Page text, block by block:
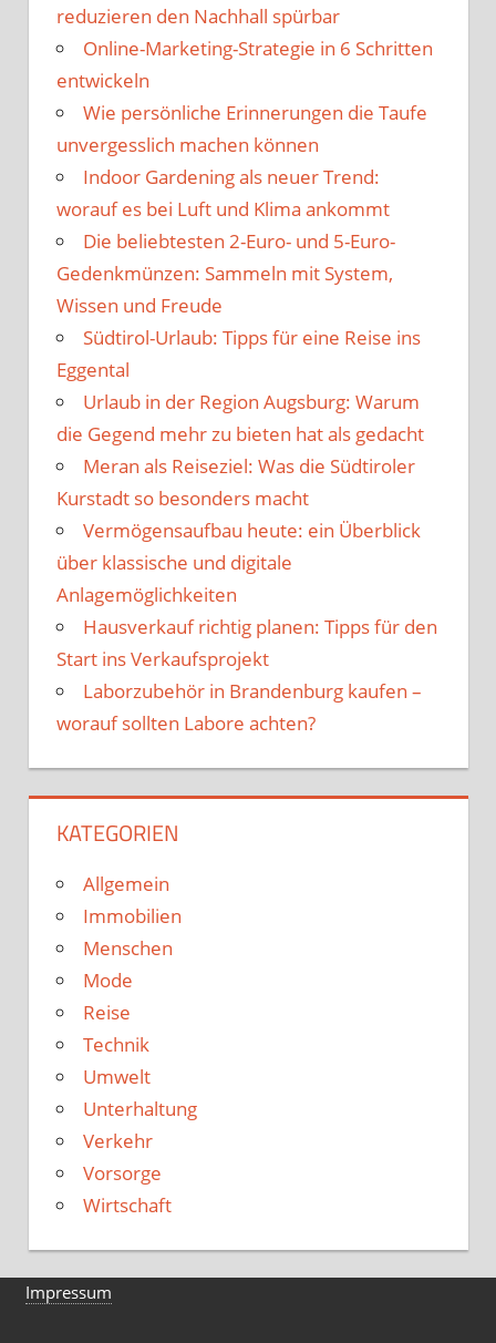
reduzieren den Nachhall spürbar
Online-Marketing-Strategie in 6 Schritten
entwickeln
Wie persönliche Erinnerungen die Taufe
unvergesslich machen können
Indoor Gardening als neuer Trend:
worauf es bei Luft und Klima ankommt
Die beliebtesten 2-Euro- und 5-Euro-
Gedenkmünzen: Sammeln mit System,
Wissen und Freude
Südtirol-Urlaub: Tipps für eine Reise ins
Eggental
Urlaub in der Region Augsburg: Warum
die Gegend mehr zu bieten hat als gedacht
Meran als Reiseziel: Was die Südtiroler
Kurstadt so besonders macht
Vermögensaufbau heute: ein Überblick
über klassische und digitale
Anlagemöglichkeiten
Hausverkauf richtig planen: Tipps für den
Start ins Verkaufsprojekt
Laborzubehör in Brandenburg kaufen –
worauf sollten Labore achten?
KATEGORIEN
Allgemein
Immobilien
Menschen
Mode
Reise
Technik
Umwelt
Unterhaltung
Verkehr
Vorsorge
Wirtschaft
Impressum